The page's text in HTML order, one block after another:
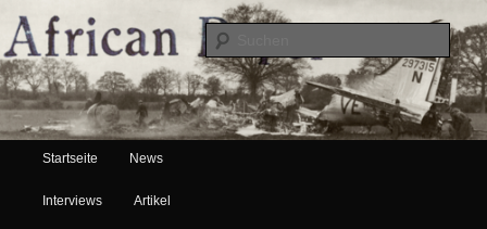
African Paper
Hauptmenü
Zum Inhalt wechseln
Zum sekundären Inhalt wechseln
Startseite News
Interviews Artikel